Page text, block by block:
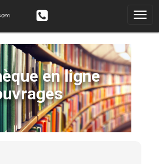
en ligne